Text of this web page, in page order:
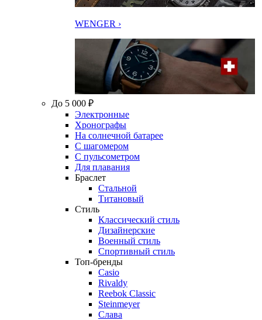
WENGER ›
До 5 000 ₽
Электронные
Хронографы
На солнечной батарее
С шагомером
С пульсометром
Для плавания
Браслет
Стальной
Титановый
Стиль
Классический стиль
Дизайнерские
Военный стиль
Спортивный стиль
Топ-бренды
Casio
Rivaldy
Reebok Classic
Steinmeyer
Слава